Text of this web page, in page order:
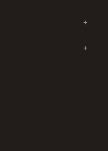
+
+